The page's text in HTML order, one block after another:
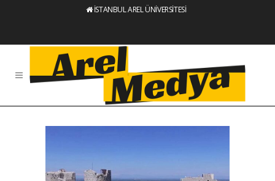
İSTANBUL AREL ÜNİVERSİTESİ